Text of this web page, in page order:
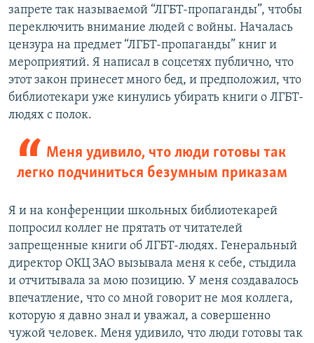
запрете так называемой “ЛГБТ-пропаганды”, чтобы
переключить внимание людей с войны. Началась
цензура на предмет “ЛГБТ-пропаганды” книг и
мероприятий. Я написал в соцсетях публично, что
этот закон принесет много бед, и предположил, что
библиотекари уже кинулись убирать книги о ЛГБТ-
людях с полок.
Меня удивило, что люди готовы так
легко подчиниться безумным приказам
Я и на конференции школьных библиотекарей
попросил коллег не прятать от читателей
запрещенные книги об ЛГБТ-людях. Генеральный
директор ОКЦ ЗАО вызывала меня к себе, стыдила
и отчитывала за мою позицию. У меня создавалось
впечатление, что со мной говорит не моя коллега,
которую я давно знал и уважал, а совершенно
чужой человек. Меня удивило, что люди готовы так